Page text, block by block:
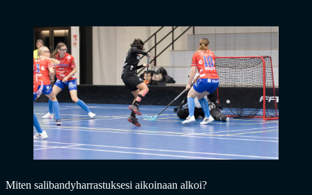
Miten salibandyharrastuksesi aikoinaan alkoi?